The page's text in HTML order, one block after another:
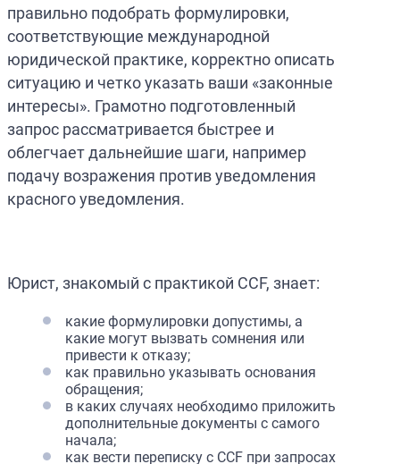
правильно подобрать формулировки,
соответствующие международной
юридической практике, корректно описать
ситуацию и четко указать ваши «законные
интересы». Грамотно подготовленный
запрос рассматривается быстрее и
облегчает дальнейшие шаги, например
подачу возражения против уведомления
красного уведомления.
Юрист, знакомый с практикой CCF, знает:
какие формулировки допустимы, а
какие могут вызвать сомнения или
привести к отказу;
как правильно указывать основания
обращения;
в каких случаях необходимо приложить
дополнительные документы с самого
начала;
как вести переписку с CCF при запросах